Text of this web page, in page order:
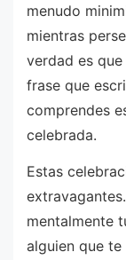
menudo
mientras
verdad es
frase que
comprendes
celebrada.
Estas
mentalmente
alguien que